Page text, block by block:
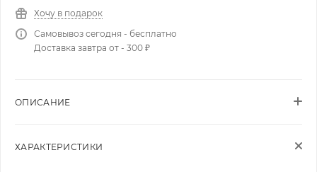
Хочу в подарок
Самовывоз сегодня - бесплатно
Доставка завтра от - 300 ₽
ОПИСАНИЕ
ХАРАКТЕРИСТИКИ